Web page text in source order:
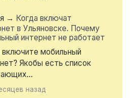
→ Когда включат
в Ульяновске. Почему
интернет не работает
включите мобильный
Якобы есть список
назад